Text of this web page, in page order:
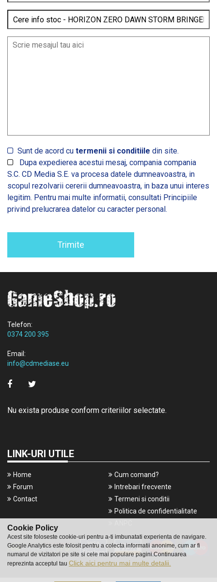
Cookie Policy
Acest site foloseste cookie-uri pentru a-ti imbunatati experienta de navigare.
Google Analytics este folosit pentru a colecta informatii anonime, cum ar fi
numarul de vizitatori pe site si cele mai populare pagini.Continuarea
reprezinta acceptul tau Click aici pentru mai multe detalii.
Sunt de acord cu termenii si conditiile din site.
Dupa expedierea acestui mesaj, compania compania
S.C. CD Media S.E. va procesa datele dumneavoastra, in
scopul rezolvarii cererii dumneavoastra, in baza unui interes
legitim. Pentru mai multe informatii, consultati Principiile
privind prelucrarea datelor cu caracter personal.
Trimite
Telefon:
0374 200 395
Email:
info@cdmediase.eu
Nu exista produse conform criteriilor selectate.
LINK-URI UTILE
Home
Forum
Contact
Cum comand?
Intrebari frecvente
Termeni si conditii
Politica de confidentialitate